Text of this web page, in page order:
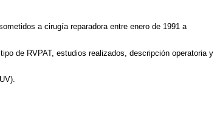
a cirugía reparadora entre enero de 1991 a
de RVPAT, estudios realizados, descripción operatoria y